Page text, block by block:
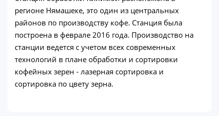
регионе Нямашеке, это один из центральных
районов по производству кофе. Станция была
построена в феврале 2016 года. Производство на
станции ведется с учетом всех современных
технологий в плане обработки и сортировки
кофейных зерен - лазерная сортировка и
сортировка по цвету зерна.